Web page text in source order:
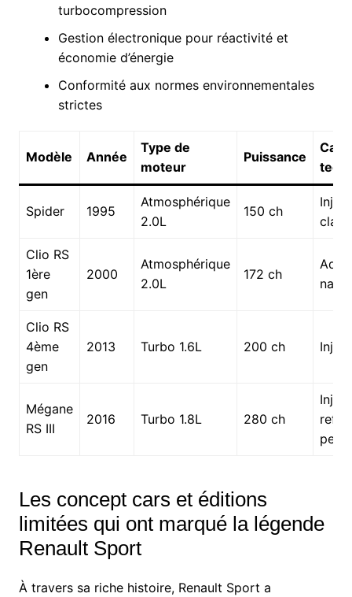
turbocompression
Gestion électronique pour réactivité et
économie d’énergie
Conformité aux normes environnementales
strictes
Modèle Année
Type de
moteur
Puissance
Spider 1995
Atmosphérique
2.0L
150 ch
Clio RS
1ère
gen
2000
Atmosphérique
2.0L
172 ch
Clio RS
4ème
gen
2013 Turbo 1.6L 200 ch
Mégane
RS III
2016 Turbo 1.8L 280 ch
Les concept cars et éditions
limitées qui ont marqué la légende
Renault Sport
À travers sa riche histoire, Renault Sport a